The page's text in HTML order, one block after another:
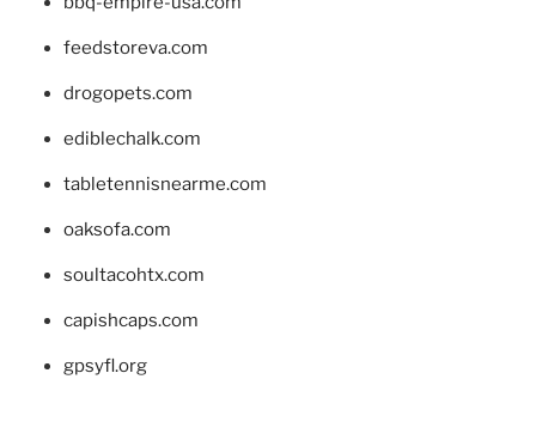
feedstoreva.com
drogopets.com
ediblechalk.com
tabletennisnearme.com
oaksofa.com
soultacohtx.com
capishcaps.com
gpsyfl.org